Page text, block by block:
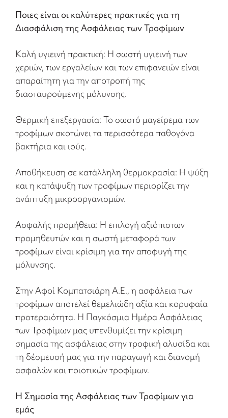
Ποιες είναι οι καλύτερες πρακτικές για τη
Διασφάλιση της Ασφάλειας των Τροφίμων
Καλή υγιεινή πρακτική: Η σωστή υγιεινή των
χεριών, των εργαλείων και των επιφανειών είναι
απαραίτητη για την αποτροπή της
διασταυρούμενης μόλυνσης.
Θερμική επεξεργασία: Το σωστό μαγείρεμα των
τροφίμων σκοτώνει τα περισσότερα παθογόνα
βακτήρια και ιούς.
Αποθήκευση σε κατάλληλη θερμοκρασία: Η ψύξη
και η κατάψυξη των τροφίμων περιορίζει την
ανάπτυξη μικροοργανισμών.
Ασφαλής προμήθεια: Η επιλογή αξιόπιστων
προμηθευτών και η σωστή μεταφορά των
τροφίμων είναι κρίσιμη για την αποφυγή της
μόλυνσης.
Στην Αφοί Κομπατσιάρη Α.Ε., η ασφάλεια των
τροφίμων αποτελεί θεμελιώδη αξία και κορυφαία
προτεραιότητα. Η Παγκόσμια Ημέρα Ασφάλειας
των Τροφίμων μας υπενθυμίζει την κρίσιμη
σημασία της ασφάλειας στην τροφική αλυσίδα και
τη δέσμευσή μας για την παραγωγή και διανομή
ασφαλών και ποιοτικών τροφίμων.
Η Σημασία της Ασφάλειας των Τροφίμων για
εμάς